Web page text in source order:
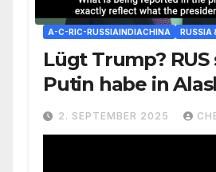
A-C-RIC-RUSSIAINDIACHINA RUSSIA
Lügt Trump? RUS
Putin habe in
niemals einem
Zelensky
2. SEPTEMBER 2025